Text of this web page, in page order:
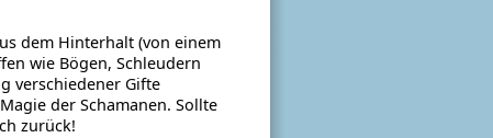
dem Hinterhalt (von einem
wie Bögen, Schleudern
verschiedener Gifte
der Schamanen. Sollte
zurück!